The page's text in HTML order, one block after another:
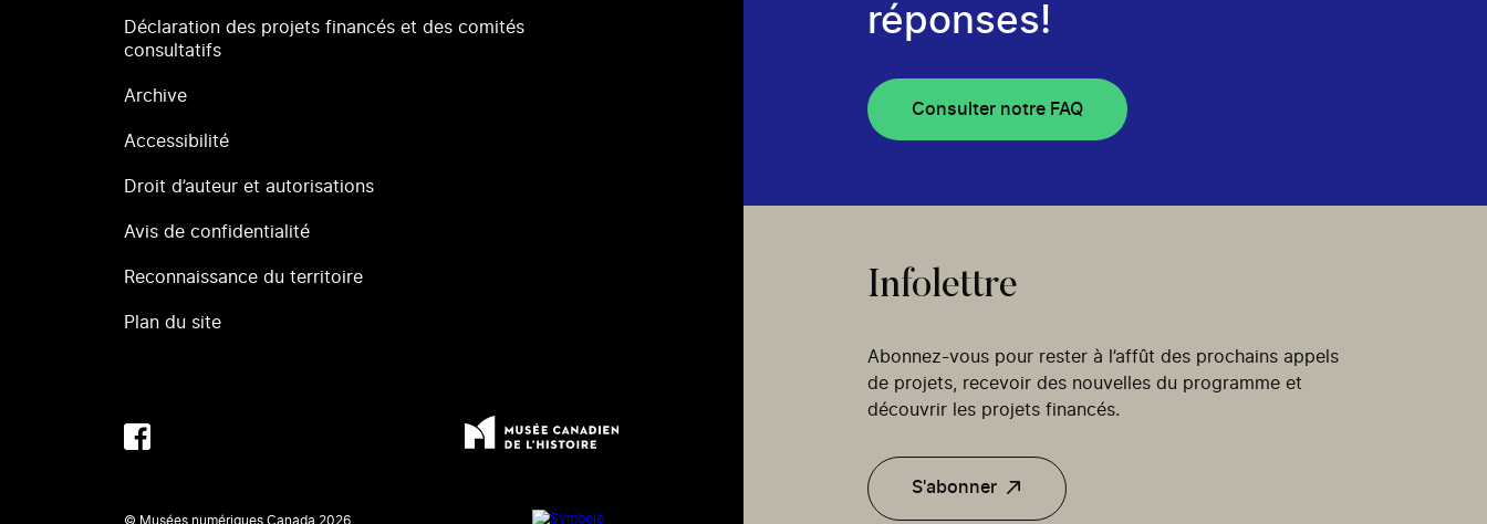
Déclaration des projets financés et des comités
consultatifs
Archive
Accessibilité
Droit d’auteur et autorisations
Avis de confidentialité
Reconnaissance du territoire
Plan du site
© Musées numériques Canada 2026
réponses!
Consulter notre FAQ
Infolettre
Abonnez-vous pour rester à l’affût des prochains appels
de projets, recevoir des nouvelles du programme et
découvrir les projets financés.
S'abonner